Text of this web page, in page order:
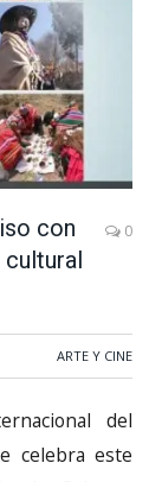
con
0
ARTE Y CINE
del
celebra este